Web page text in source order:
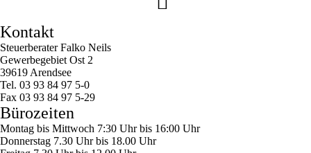
Kontakt
Steuerberater Falko Neils
Gewerbegebiet Ost 2
39619 Arendsee
Tel. 03 93 84 97 5-0
Fax 03 93 84 97 5-29
Bürozeiten
Montag bis Mittwoch 7:30 Uhr bis 16:00 Uhr
Donnerstag 7.30 Uhr bis 18.00 Uhr